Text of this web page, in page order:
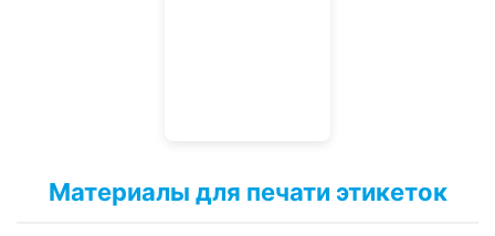
Материалы для печати этикеток